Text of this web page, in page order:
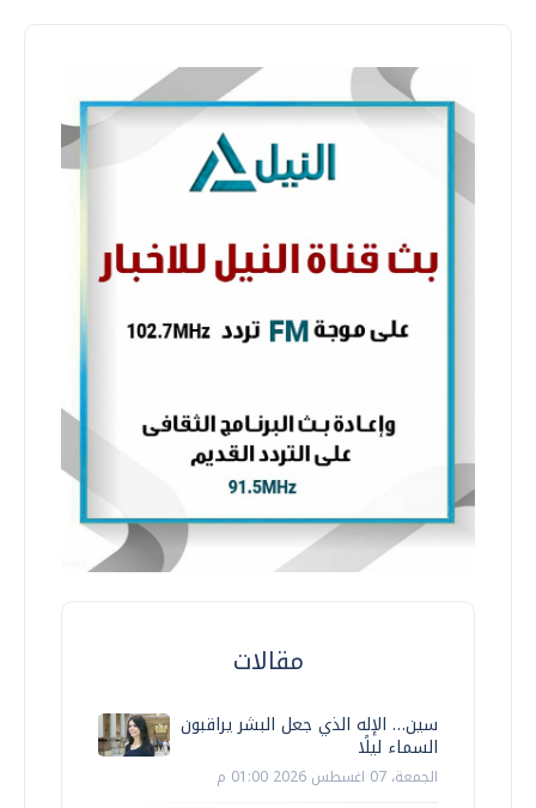
مقالات
سين… الإله الذي جعل البشر يراقبون
السماء ليلًا
الجمعة، 07 اغسطس 2026 01:00 م